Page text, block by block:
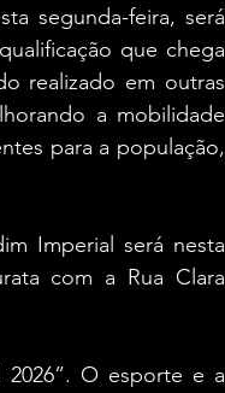
segunda-feira, será
que chega
realizado em outras
a mobilidade
para a população,
Imperial será nesta
com a Rua Clara
O esporte e a